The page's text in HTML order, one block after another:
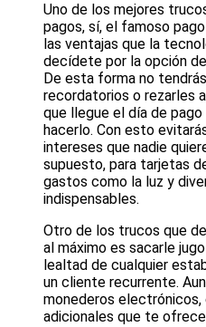
Uno de los mejores
pagos, sí, el famoso
las ventajas que la
decídete por la opción
De esta forma no
recordatorios o rezarles
que llegue el día de
hacerlo. Con esto
intereses que nadie
supuesto, para tarjetas
gastos como la luz y
indispensables.
Otro de los trucos que
al máximo es sacarle
lealtad de cualquier
un cliente recurrente.
monederos electrónicos,
adicionales que te